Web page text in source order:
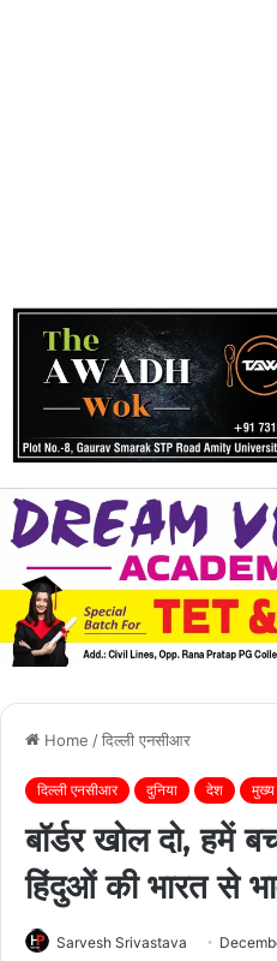
Home /दिल्ली एनसीआर
दिल्ली एनसीआर दुनिया देश मुख्य
बॉर्डर खोल दो, हमें
हिंदुओं की भारत से
Sarvesh Srivastava